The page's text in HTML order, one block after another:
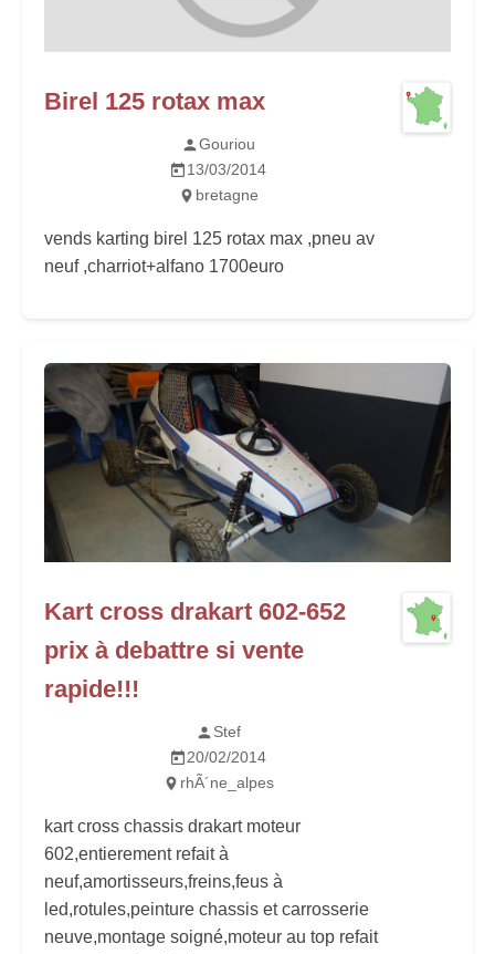
Birel 125 rotax max
Gouriou
13/03/2014
bretagne
vends karting birel 125 rotax max ,pneu av
neuf ,charriot+alfano 1700euro
Kart cross drakart 602-652
prix à debattre si vente
rapide!!!
Stef
20/02/2014
rhÃ´ne_alpes
kart cross chassis drakart moteur
602,entierement refait à
neuf,amortisseurs,freins,feus à
led,rotules,peinture chassis et carrosserie
neuve,montage soigné,moteur au top refait